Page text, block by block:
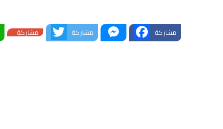
مشاركة Facebook
Messenger
مشاركة Twitterمشاركة